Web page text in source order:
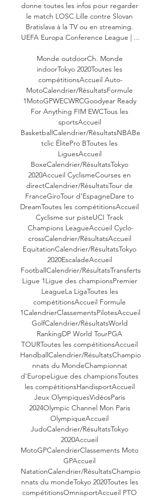
donne toutes les infos pour regarder
le match LOSC Lille contre Slovan
Bratislava à la TV ou en streaming.
UEFA Europa Conference League | ...
Monde outdoorCh. Monde
indoorTokyo 2020Toutes les
compétitionsAccueil Auto-
MotoCalendrier/RésultatsFormule
1MotoGPWECWRCGoodyear Ready
For Anything FIM EWCTous les
sportsAccueil
BasketballCalendrier/RésultatsNBABe
tclic ÉlitePro BToutes les
LiguesAccueil
BoxeCalendrier/RésultatsTokyo
2020Accueil CyclismeCourses en
directCalendrier/RésultatsTour de
FranceGiroTour d'EspagneDare to
DreamToutes les compétitionsAccueil
Cyclisme sur pisteUCI Track
Champions LeagueAccueil Cyclo-
crossCalendrier/RésultatsAccueil
EquitationCalendrier/RésultatsTokyo
2020EscaladeAccueil
FootballCalendrier/RésultatsTransferts
Ligue 1Ligue des championsPremier
LeagueLa LigaToutes les
compétitionsAccueil Formule
1CalendrierClassementsPilotesAccueil
GolfCalendrier/RésultatsWorld
RankingDP World TourPGA
TOURToutes les compétitionsAccueil
HandballCalendrier/RésultatsChampio
nnats du MondeChampionnat
d'EuropeLigue des championsToutes
les compétitionsHandisportAccueil
Jeux OlympiquesVidéosParis
2024Olympic Channel Mon Paris
OlympiqueAccueil
JudoCalendrier/RésultatsTokyo
2020Accueil
MotoGPCalendrierClassements Moto
GPAccueil
NatationCalendrier/RésultatsChampio
nnats du mondeTokyo 2020Toutes les
compétitionsOmnisportAccueil PTO